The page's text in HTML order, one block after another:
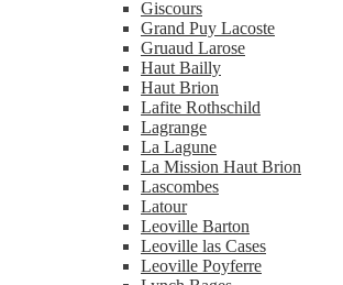
Giscours
Grand Puy Lacoste
Gruaud Larose
Haut Bailly
Haut Brion
Lafite Rothschild
Lagrange
La Lagune
La Mission Haut Brion
Lascombes
Latour
Leoville Barton
Leoville las Cases
Leoville Poyferre